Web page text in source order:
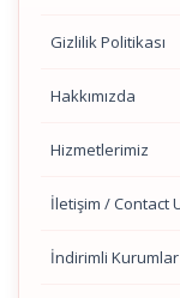
Gizlilik Politikası
Hakkımızda
Hizmetlerimiz
İletişim / Contact
İndirimli